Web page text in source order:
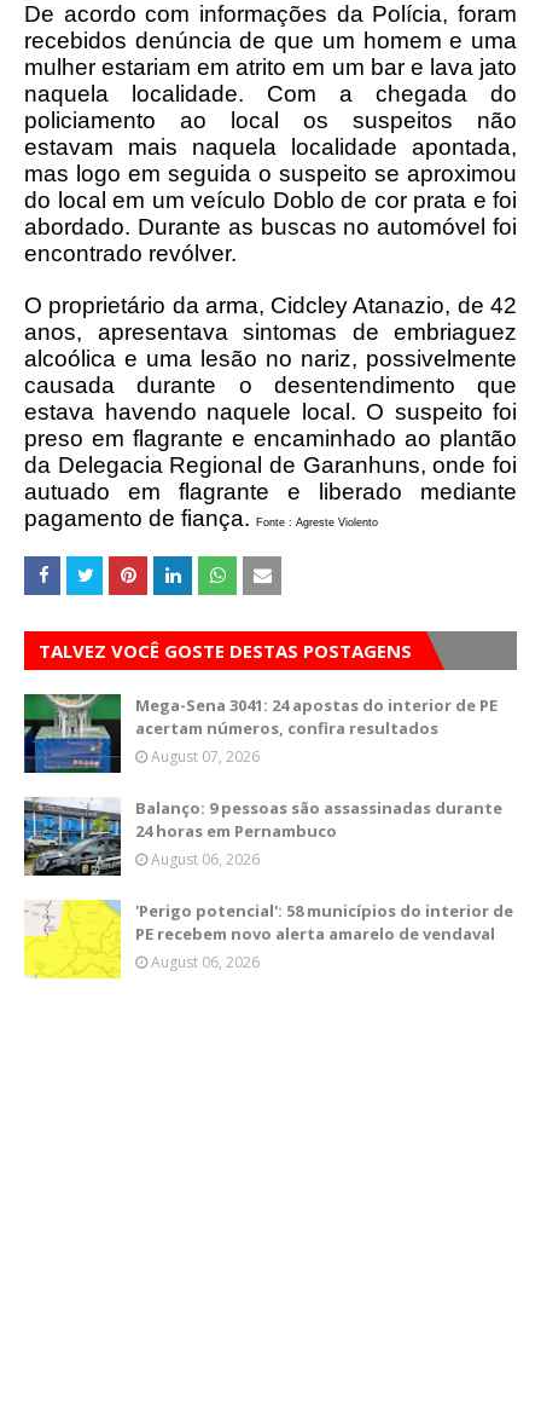
De acordo com informações da Polícia, foram
recebidos denúncia de que um homem e uma
mulher estariam em atrito em um bar e lava jato
naquela localidade. Com a chegada do
policiamento ao local os suspeitos não
estavam mais naquela localidade apontada,
mas logo em seguida o suspeito se aproximou
do local em um veículo Doblo de cor prata e foi
abordado. Durante as buscas no automóvel foi
encontrado revólver.
O proprietário da arma, Cidcley Atanazio, de 42
anos, apresentava sintomas de embriaguez
alcoólica e uma lesão no nariz, possivelmente
causada durante o desentendimento que
estava havendo naquele local. O suspeito foi
preso em flagrante e encaminhado ao plantão
da Delegacia Regional de Garanhuns, onde foi
autuado em flagrante e liberado mediante
pagamento de fiança.
Fonte : Agreste Violento
TALVEZ VOCÊ GOSTE DESTAS POSTAGENS
Mega-Sena 3041: 24 apostas do interior de PE
acertam números, confira resultados
August 07, 2026
Balanço: 9 pessoas são assassinadas durante
24 horas em Pernambuco
August 06, 2026
'Perigo potencial': 58 municípios do interior de
PE recebem novo alerta amarelo de vendaval
August 06, 2026